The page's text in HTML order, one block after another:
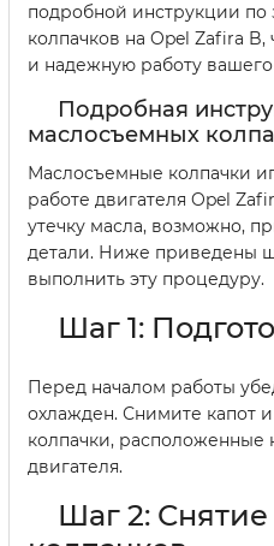
подробной инструкции
колпачков на Opel Zafira
и надежную работу
Подробная
маслосъемных
Маслосъемные колпачки
работе двигателя Opel
утечку масла, возможно,
детали. Ниже приведены
выполнить эту процедуру.
Шаг 1:
Перед началом работы
охлажден. Снимите капот
колпачки, расположенные
двигателя.
Шаг 2: